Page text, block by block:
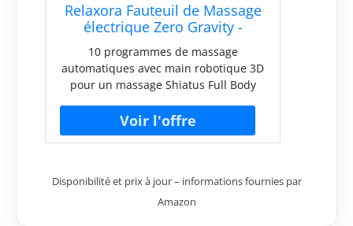
Relaxora Fauteuil de Massage
électrique Zero Gravity -
Fauteuil de Massage Shiatsu
inclinable avec roulettes pour
Les Pieds - Système de
Massage à l'air - Thérapie par
la Chaleur intégrée
10 programmes de massage
automatiques avec main robotique 3D
pour un massage Shiatus Full Body
massage. 3 niveaux réglables pour sac
à air, rouleau de pied. Fauteuil
l'accoudoir pour faciliter la commande
du fauteuil et fournit toutes les
Disponibilité et prix à jour – informations fournies par
Amazon